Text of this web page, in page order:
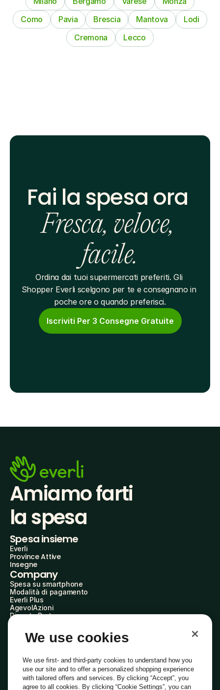
Como
Pavia Brescia Mantova
Lodi
Cremona
Lecco
Fai la spesa ora
Fresca, veloce,
facile.
Ordina dai tuoi supermercati preferiti. Gli
Shopper Everli scelgono per te e consegnano in
poche ore o quando preferisci.
Iscriviti Per 3 Consegne Gratuite
Amiamo farti
la spesa
Spesa insieme
Everli
Province Attive
Insegne
Company
Spesa su smartphone
Modalità di pagamento
Everli Plus
AgevolAzioni
Diventa Partner
Everli Shoppers
About Us
Everli News
Domande frequenti
Lavora con noi
Diventa Shopper
We use cookies
We use first- and third-party cookies to understand how you
use our site and to offer a personalized shopping experience
with tailored offers and services. By clicking “Accept”, you
agree to all cookies. By clicking “Cookie Settings”, you can